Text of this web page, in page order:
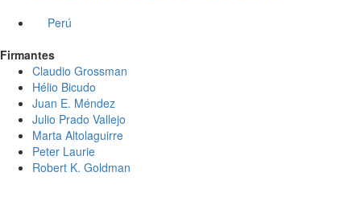
Perú
Firmantes
Claudio Grossman
Hélio Bicudo
Juan E. Méndez
Julio Prado Vallejo
Marta Altolaguirre
Peter Laurie
Robert K. Goldman